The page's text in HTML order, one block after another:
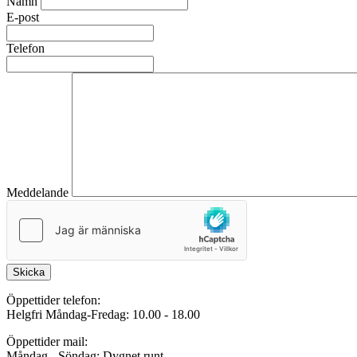
E-post
Telefon
Meddelande
Skicka
Öppettider telefon:
Helgfri Måndag-Fredag: 10.00 - 18.00
Öppettider mail: